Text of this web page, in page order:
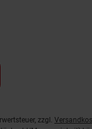
zzgl.